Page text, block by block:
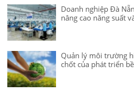
Doanh nghiệp Đà
nâng cao năng suất
Quản lý môi trường
chốt của phát triển